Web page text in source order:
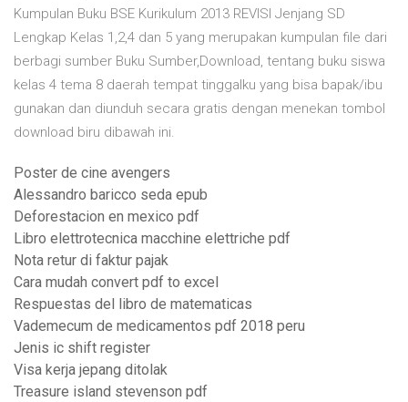
Kumpulan Buku BSE Kurikulum 2013 REVISI Jenjang SD
Lengkap Kelas 1,2,4 dan 5 yang merupakan kumpulan file dari
berbagi sumber Buku Sumber,Download, tentang buku siswa
kelas 4 tema 8 daerah tempat tinggalku yang bisa bapak/ibu
gunakan dan diunduh secara gratis dengan menekan tombol
download biru dibawah ini.
Poster de cine avengers
Alessandro baricco seda epub
Deforestacion en mexico pdf
Libro elettrotecnica macchine elettriche pdf
Nota retur di faktur pajak
Cara mudah convert pdf to excel
Respuestas del libro de matematicas
Vademecum de medicamentos pdf 2018 peru
Jenis ic shift register
Visa kerja jepang ditolak
Treasure island stevenson pdf